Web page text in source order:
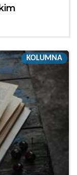
KOLUMNA